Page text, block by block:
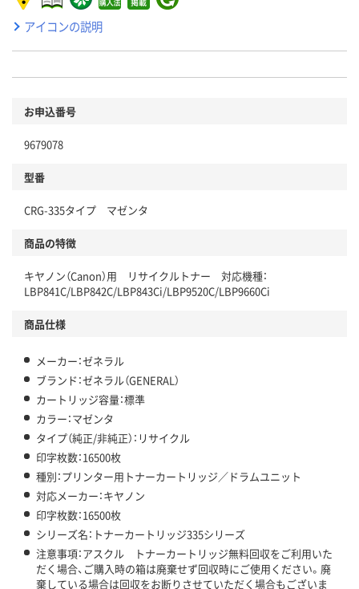
アイコンの説明
お申込番号
9679078
型番
CRG-335タイプ マゼンタ
商品の特徴
キヤノン（Canon）用 リサイクルトナー 対応機種：
LBP841C/LBP842C/LBP843Ci/LBP9520C/LBP9660Ci
商品仕様
メーカー：ゼネラル
ブランド：ゼネラル（GENERAL）
カートリッジ容量：標準
カラー：マゼンタ
タイプ（純正/非純正）：リサイクル
印字枚数：16500枚
種別：プリンター用トナーカートリッジ／ドラムユニット
対応メーカー：キヤノン
印字枚数：16500枚
シリーズ名：トナーカートリッジ335シリーズ
注意事項：アスクル トナーカートリッジ無料回収をご利用いた
だく場合、ご購入時の箱は廃棄せず回収時にご使用ください。廃
棄している場合は回収をお断りさせていただく場合もございま